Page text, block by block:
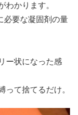
わかります。
必要な凝固剤の量
ー状になった感
って捨てるだけ。